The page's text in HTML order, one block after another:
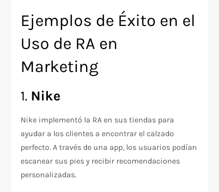
Ejemplos de Éxito en el
Uso de RA en
Marketing
1. Nike
Nike implementó la RA en sus tiendas para
ayudar a los clientes a encontrar el calzado
perfecto. A través de una app, los usuarios podían
escanear sus pies y recibir recomendaciones
personalizadas.